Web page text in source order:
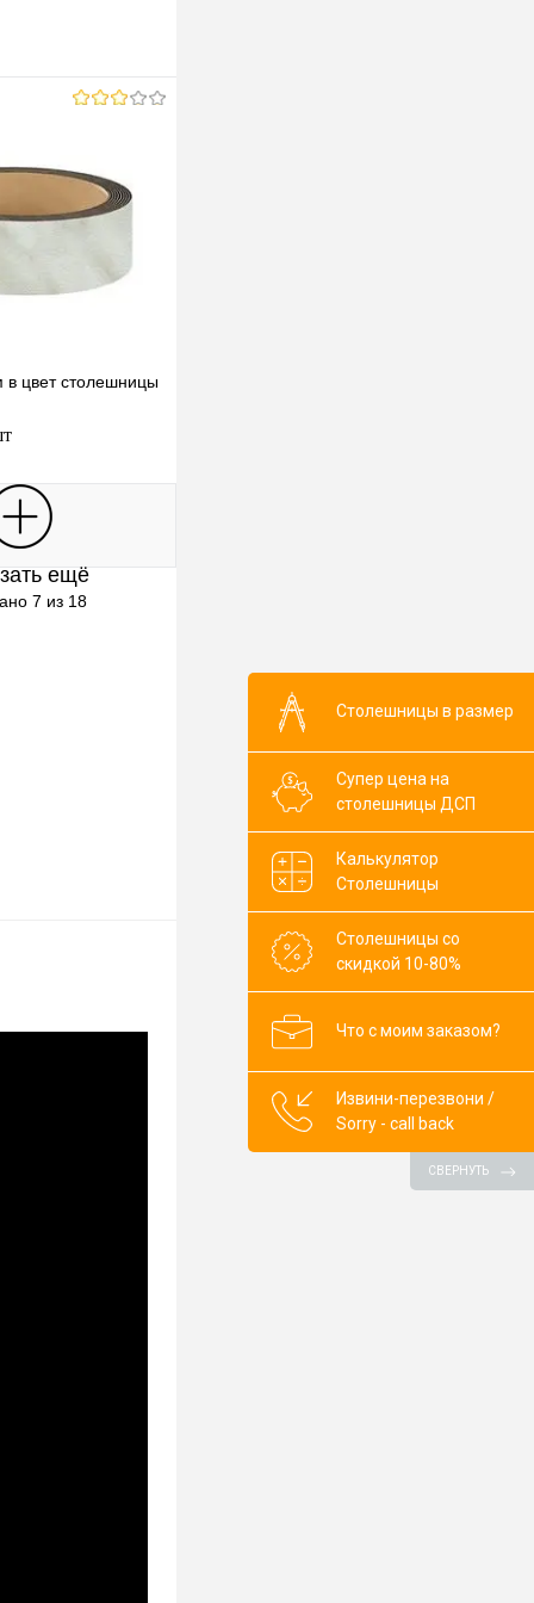
в цвет столешницы
корзину
К сравнению
ещё
7 из 18
Столешницы в размер
Супер цена на
столешницы ДСП
Калькулятор
Столешницы
Столешницы со
скидкой 10-80%
Что с моим заказом?
Извини-перезвони /
Sorry - call back
СВЕРНУТЬ